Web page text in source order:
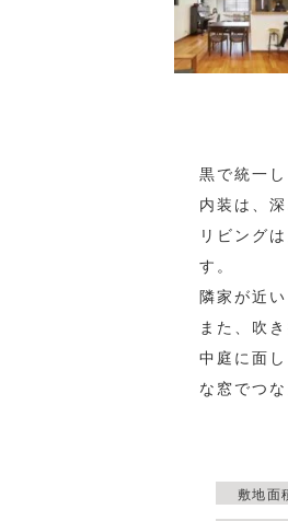
黒で統一
内装は、
リビング
す。
隣家が近
また、吹
中庭に面
な窓でつ
敷地面